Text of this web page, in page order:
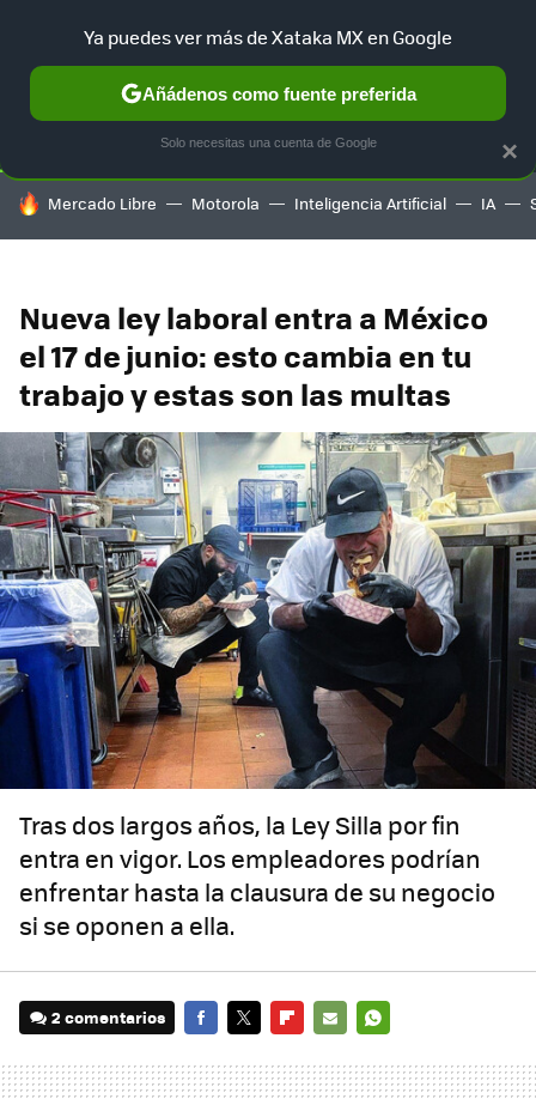
SELECCIÓN GAMING HOME AUTO TERRITORIO
HOY SE HABLA DE
Mercado Libre Motorola Inteligencia Artificial IA
Nueva ley laboral entra a México
el 17 de junio: esto cambia en tu
trabajo y estas son las multas
Tras dos largos años, la Ley Silla por fin
entra en vigor. Los empleadores podrían
enfrentar hasta la clausura de su negocio
si se oponen a ella.
2 comentarios
MAIL
×
Ya puedes ver más de Xataka MX en Google
Añádenos como fuente preferida
Solo necesitas una cuenta de Google